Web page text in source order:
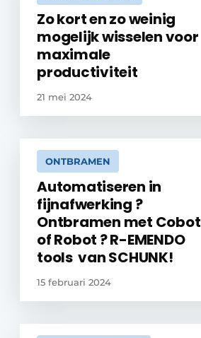
Zo kort en zo weinig
mogelijk wisselen voor
maximale
productiviteit
21 mei 2024
ONTBRAMEN
Automatiseren in
fijnafwerking ?
Ontbramen met Cobot
of Robot ? R-EMENDO
tools van SCHUNK!
15 februari 2024